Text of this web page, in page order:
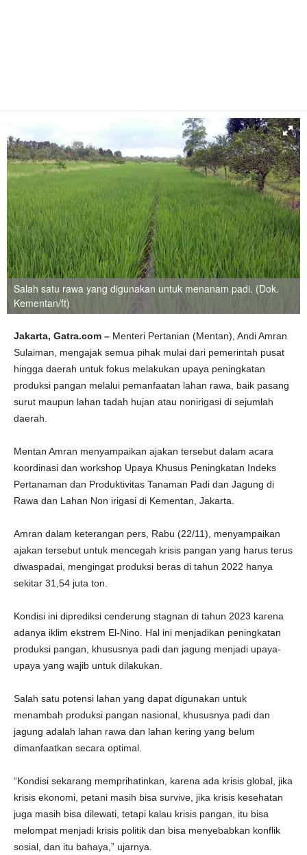
Salah satu rawa yang digunakan untuk menanam padi. (Dok.
Kementan/ft)
Jakarta, Gatra.com – Menteri Pertanian (Mentan), Andi Amran
Sulaiman, mengajak semua pihak mulai dari pemerintah pusat
hingga daerah untuk fokus melakukan upaya peningkatan
produksi pangan melalui pemanfaatan lahan rawa, baik pasang
surut maupun lahan tadah hujan atau nonirigasi di sejumlah
daerah.
Mentan Amran menyampaikan ajakan tersebut dalam acara
koordinasi dan workshop Upaya Khusus Peningkatan Indeks
Pertanaman dan Produktivitas Tanaman Padi dan Jagung di
Rawa dan Lahan Non irigasi di Kementan, Jakarta.
Amran dalam keterangan pers, Rabu (22/11), menyampaikan
ajakan tersebut untuk mencegah krisis pangan yang harus terus
diwaspadai, mengingat produksi beras di tahun 2022 hanya
sekitar 31,54 juta ton.
Kondisi ini diprediksi cenderung stagnan di tahun 2023 karena
adanya iklim ekstrem El-Nino. Hal ini menjadikan peningkatan
produksi pangan, khususnya padi dan jagung menjadi upaya-
upaya yang wajib untuk dilakukan.
Salah satu potensi lahan yang dapat digunakan untuk
menambah produksi pangan nasional, khususnya padi dan
jagung adalah lahan rawa dan lahan kering yang belum
dimanfaatkan secara optimal.
“Kondisi sekarang memprihatinkan, karena ada krisis global, jika
krisis ekonomi, petani masih bisa survive, jika krisis kesehatan
juga masih bisa dilewati, tetapi kalau krisis pangan, itu bisa
melompat menjadi krisis politik dan bisa menyebabkan konflik
sosial, dan itu bahaya,” ujarnya.